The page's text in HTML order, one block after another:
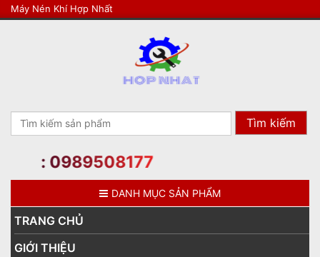
Máy Nén Khí Hợp Nhất
Search
for:
0989508177
DANH MỤC SẢN PHẨM
TRANG CHỦ
GIỚI THIỆU